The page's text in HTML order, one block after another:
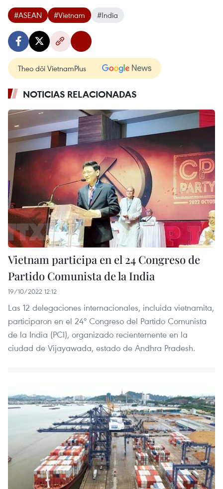
#ASEAN #Vietnam #India
Theo dõi VietnamPlus
NOTICIAS RELACIONADAS
Vietnam participa en el 24 Congreso de
Partido Comunista de la India
19/10/2022 12:12
Las 12 delegaciones internacionales, incluida vietnamita,
participaron en el 24º Congreso del Partido Comunista
de la India (PCI), organizado recientemente en la
ciudad de Vijayawada, estado de Andhra Pradesh.